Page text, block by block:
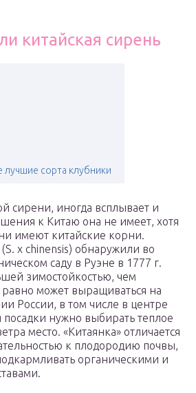
китайская сирень
лучшие сорта клубники
сирени, иногда всплывает и
к Китаю она не имеет, хотя
имеют китайские корни.
x chinensis) обнаружили во
саду в Руэне в 1777 г.
зимостойкостью, чем
равно может выращиваться на
России, в том числе в центре
посадки нужно выбирать теплое
место. «Китаянка» отличается
к плодородию почвы,
органическими и